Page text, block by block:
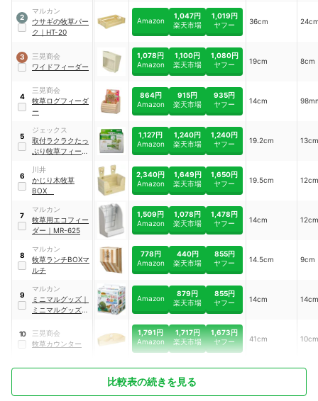
2
マルカン
ウサギの牧草パー
ク ｜ HT-20
Amazon
1,047円
楽天市場
1,019円
ヤフー
36cm
3
三晃商会
ワイドフィーダー
1,078円
Amazon
1,100円
楽天市場
1,080円
ヤフー
19cm 8cm
4
三晃商会
牧草ログフィーダ
ー
864円
Amazon
915円
楽天市場
935円
ヤフー
14cm
5
ジェックス
取付ラクラクたっ
ぷり牧草フィーダ
1,127円
Amazon
1,240円
楽天市場
1,240円
ヤフー
19.2cm 13cm
6
川井
かじり木牧草
BOX
2,340円
Amazon
1,649円
楽天市場
1,650円
ヤフー
19.5cm 12cm
7
マルカン
牧草用エコフィー
ダー ｜ MR-625
1,509円
Amazon
1,078円
楽天市場
1,478円
ヤフー
14cm 12cm
8
マルカン
牧草ランチBOXマ
ルチ
778円
Amazon
440円
楽天市場
855円
ヤフー
14.5cm 9cm
9
マルカン
ミニマルグッズ ｜
ミニマルグッズ 牧
MR-610
Amazon
879円
楽天市場
855円
ヤフー
14cm 14cm
10
三晃商会
牧草カウンター
1,791円
Amazon
1,717円
楽天市場
1,673円
ヤフー
41cm 10cm
比較表の続きを見る